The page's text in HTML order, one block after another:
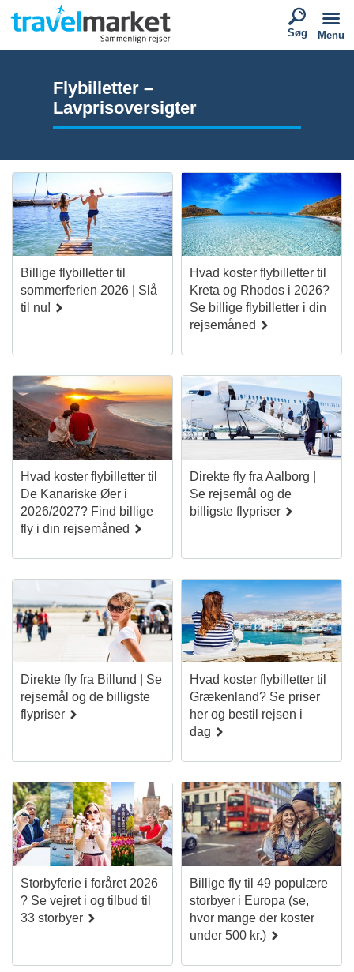
Søg Menu
Flybilletter –
Lavprisoversigter
Billige flybilletter til
sommerferien 2026 | Slå
til nu!
Hvad koster flybilletter til
Kreta og Rhodos i 2026?
Se billige flybilletter i din
rejsemåned
Hvad koster flybilletter til
De Kanariske Øer i
2026/2027? Find billige
fly i din rejsemåned
Direkte fly fra Aalborg |
Se rejsemål og de
billigste flypriser
Direkte fly fra Billund | Se
rejsemål og de billigste
flypriser
Hvad koster flybilletter til
Grækenland? Se priser
her og bestil rejsen i
dag
Storbyferie i foråret 2026
? Se vejret i og tilbud til
33 storbyer
Billige fly til 49 populære
storbyer i Europa (se,
hvor mange der koster
under 500 kr.)